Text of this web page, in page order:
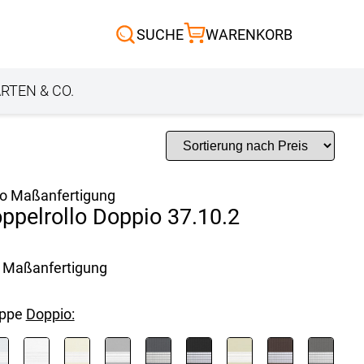
SUCHE WARENKORB
Scheibengardinen
& CO.
Maßanfertigung
Doppio 37.10.2
Maßanfertigung
Doppio: